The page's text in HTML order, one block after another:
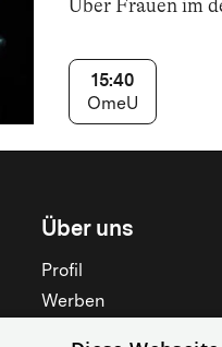
Über Frauen im
15:40
OmeU
Über uns
Profil
Werben